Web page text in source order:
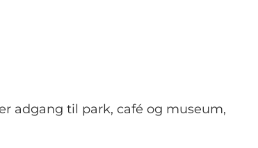
adgang til park, café og museum,